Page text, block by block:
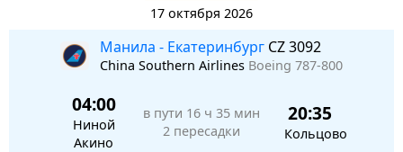
17 октября 2026
Манила - Екатеринбург CZ 3092
China Southern Airlines Boeing 787-800
04:00
Ниной
Акино
в пути 16 ч 35 мин
2 пересадки
20:35
Кольцово